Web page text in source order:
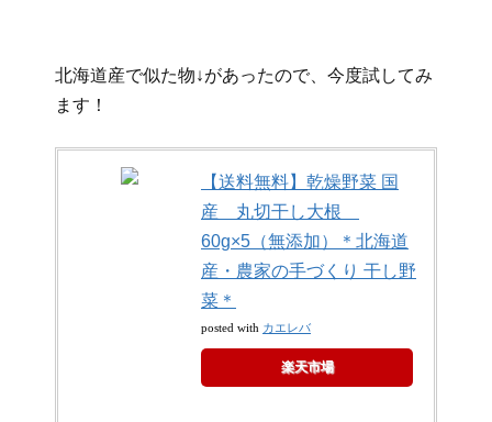
北海道産で似た物↓があったので、今度試してみ
ます！
【送料無料】乾燥野菜 国
産 丸切干し大根
60g×5（無添加）＊北海道
産・農家の手づくり 干し野
菜＊
posted with カエレバ
楽天市場